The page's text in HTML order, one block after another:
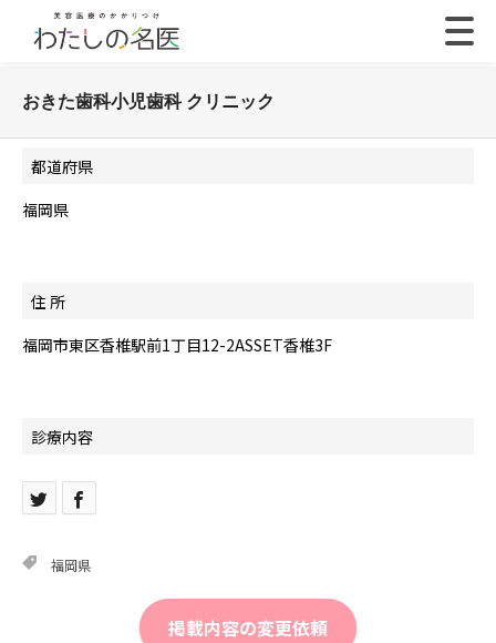
おきた歯科小児歯科 クリニック
都道府県
福岡県
住 所
福岡市東区香椎駅前1丁目12-2ASSET香椎3F
診療内容
福岡県
掲載内容の変更依頼